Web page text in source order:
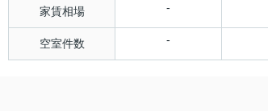
家賃相場 -
空室件数 -